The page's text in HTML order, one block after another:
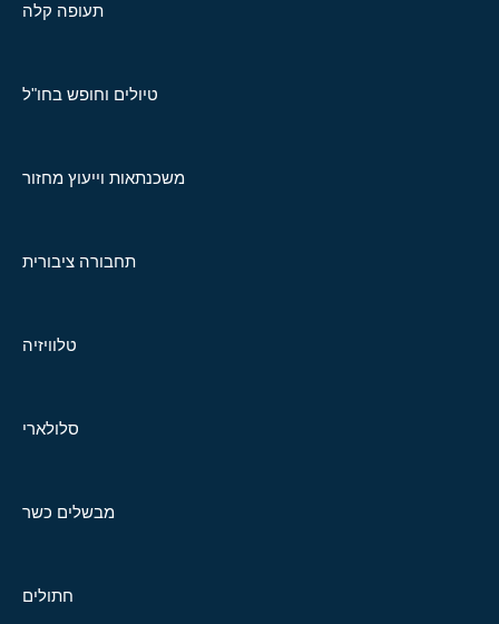
תעופה קלה
טיולים וחופש בחו"ל
משכנתאות וייעוץ מחזור
תחבורה ציבורית
טלוויזיה
סלולארי
מבשלים כשר
חתולים